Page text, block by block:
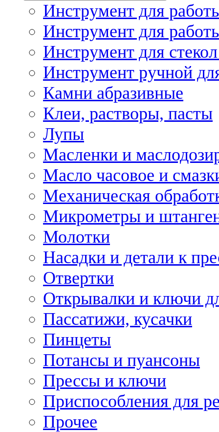
Инструмент для
Инструмент для
Инструмент для
Инструмент ручной
Камни абразивные
Клеи, растворы, пасты
Лупы
Масленки и
Масло часовое и
Механическая
Микрометры и
Молотки
Насадки и детали к
Отвертки
Открывалки и ключи
Пассатижи, кусачки
Пинцеты
Потансы и пуансоны
Прессы и ключи
Приспособления для
Прочее